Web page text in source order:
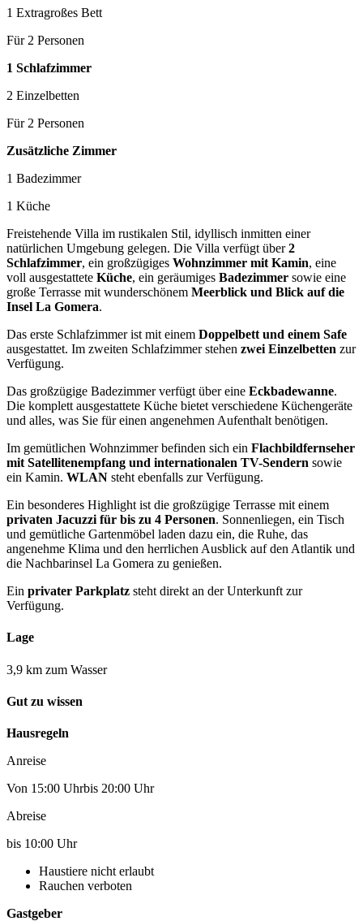
1 Extragroßes Bett
Für 2 Personen
1 Schlafzimmer
2 Einzelbetten
Für 2 Personen
Zusätzliche Zimmer
1 Badezimmer
1 Küche
Freistehende Villa im rustikalen Stil, idyllisch inmitten einer
natürlichen Umgebung gelegen. Die Villa verfügt über2
Schlafzimmer, ein großzügiges Wohnzimmer mit Kamin, eine
voll ausgestattete Küche, ein geräumiges Badezimmer sowie eine
große Terrasse mit wunderschönem Meerblick und Blick auf die
Insel La Gomera.
Das erste Schlafzimmer ist mit einem Doppelbett und einem Safe
ausgestattet. Im zweiten Schlafzimmer stehen zwei Einzelbetten zur
Verfügung.
Das großzügige Badezimmer verfügt über eine Eckbadewanne.
Die komplett ausgestattete Küche bietet verschiedene Küchengeräte
und alles, was Sie für einen angenehmen Aufenthalt benötigen.
Im gemütlichen Wohnzimmer befinden sich ein Flachbildfernseher
mit Satellitenempfang und internationalen TV-Sendern sowie
ein Kamin. WLAN steht ebenfalls zur Verfügung.
Ein besonderes Highlight ist die großzügige Terrasse mit einem
privaten Jacuzzi für bis zu 4 Personen. Sonnenliegen, ein Tisch
und gemütliche Gartenmöbel laden dazu ein, die Ruhe, das
angenehme Klima und den herrlichen Ausblick auf den Atlantik und
die Nachbarinsel La Gomera zu genießen.
Ein privater Parkplatz steht direkt an der Unterkunft zur
Verfügung.
Lage
3,9 km zum Wasser
Gut zu wissen
Hausregeln
Anreise
Von 15:00 Uhrbis 20:00 Uhr
Abreise
bis 10:00 Uhr
Haustiere nicht erlaubt
Rauchen verboten
Gastgeber